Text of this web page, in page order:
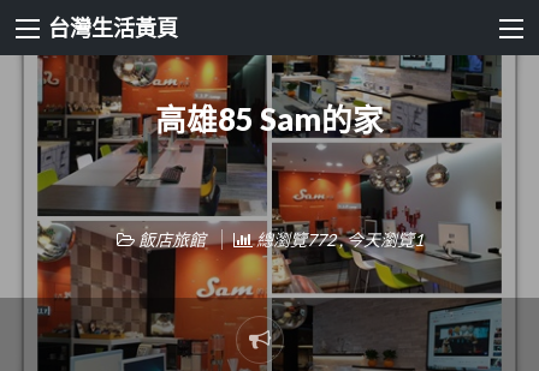
台灣生活黃頁
高雄85 Sam的家
飯店旅館 總瀏覽772 , 今天瀏覽1
Report